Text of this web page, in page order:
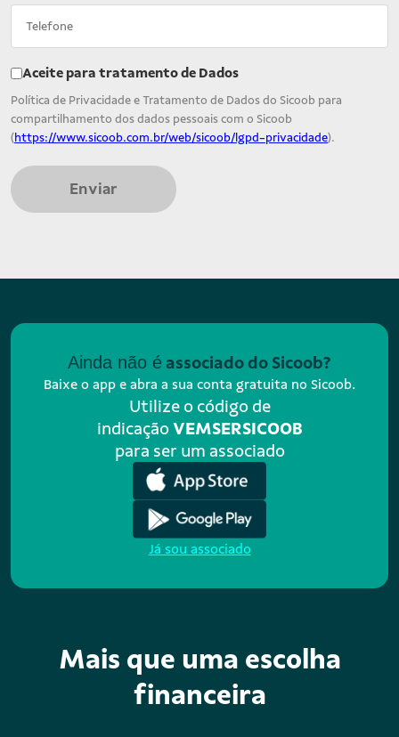
Aceite para tratamento de Dados
Política de Privacidade e Tratamento de Dados do Sicoob para
compartilhamento dos dados pessoais com o Sicoob
(https://www.sicoob.com.br/web/sicoob/lgpd-privacidade).
Enviar
Ainda não é associado do Sicoob?
Baixe o app e abra a sua conta gratuita no Sicoob.
Utilize o código de
indicaçãoVEMSERSICOOB
para ser um associado
Já sou associado
Mais que uma escolha
financeira